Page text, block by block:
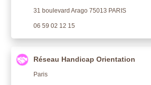
31 boulevard Arago 75013 PARIS
06 59 02 12 15
Réseau Handicap Orientation
Paris